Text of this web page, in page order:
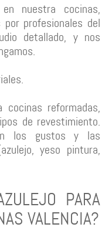
nuestra cocinas,
por profesionales del
detallado, y nos
reformadas,
de revestimiento.
los gustos y las
yeso pintura,
PARA
VALENCIA?